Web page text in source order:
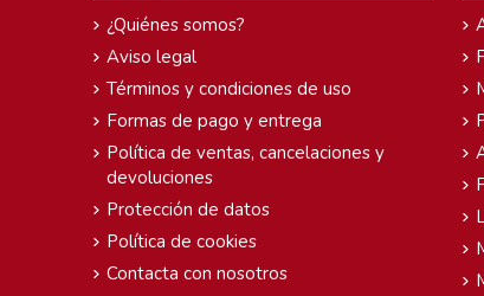
¿Quiénes somos?
Aviso legal
Términos y condiciones de uso
Formas de pago y entrega
Política de ventas, cancelaciones y
devoluciones
Protección de datos
Política de cookies
Contacta con nosotros